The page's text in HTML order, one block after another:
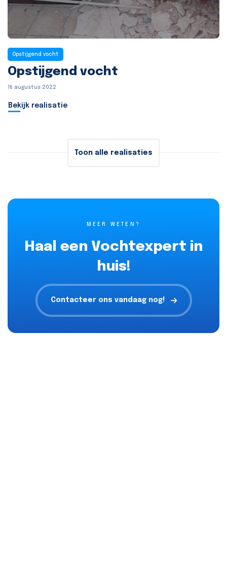
Opstijgend vocht
Opstijgend vocht
16 augustus 2022
Bekijk realisatie
Toon alle realisaties
MEER WETEN?
Haal een Vochtexpert in
huis!
Contacteer ons vandaag nog!